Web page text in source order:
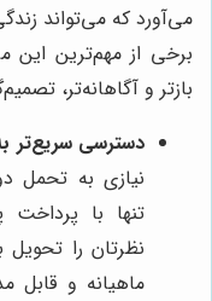
می‌آورد که می‌تواند
برخی از مهم‌ترین این
بازتر و آگاهانه‌تر،
دسترسی سریع‌تر
نیازی به تحمل
تنها با
نظرتان را تحویل
ماهیانه و قابل